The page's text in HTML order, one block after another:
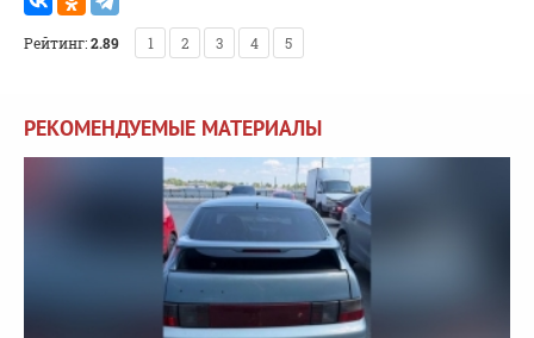
Рейтинг:2.89 1 2 3 4 5
РЕКОМЕНДУЕМЫЕ МАТЕРИАЛЫ